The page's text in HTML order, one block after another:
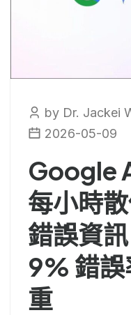
by Dr. Jackei
2026-05-09
Google
每小時
錯誤資
9% 錯
重